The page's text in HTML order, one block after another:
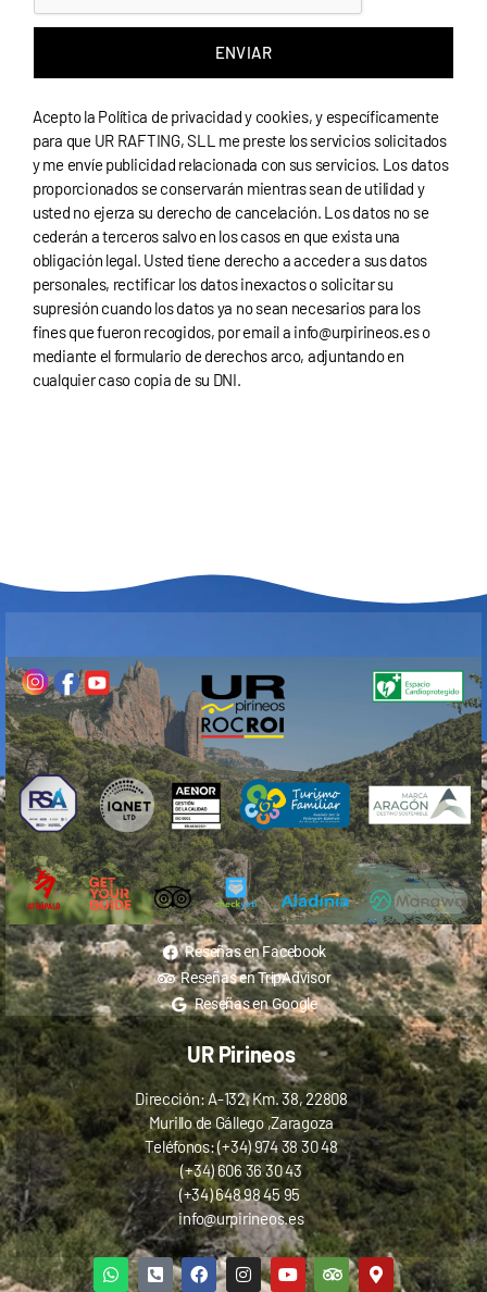
ENVIAR
l
t
e
r
n
a
t
i
e
:
Acepto la Política de privacidad y cookies, y específicamente
para que UR RAFTING, SLL me preste los servicios solicitados
y me envíe publicidad relacionada con sus servicios. Los datos
proporcionados se conservarán mientras sean de utilidad y
usted no ejerza su derecho de cancelación. Los datos no se
cederán a terceros salvo en los casos en que exista una
obligación legal. Usted tiene derecho a acceder a sus datos
personales, rectificar los datos inexactos o solicitar su
supresión cuando los datos ya no sean necesarios para los
fines que fueron recogidos, por email a info@urpirineos.eso
mediante elformulario de derechos arco, adjuntando en
cualquier caso copia de su DNI.
Reseñas en Facebook
Reseñas en TripAdvisor
Reseñas en Google
UR Pirineos
Dirección: A-132, Km. 38, 22808
Murillo de Gállego ,Zaragoza
Teléfonos: (+34) 974 38 30 48
(+34) 606 36 30 43
(+34) 648 98 45 95
info@urpirineos.es